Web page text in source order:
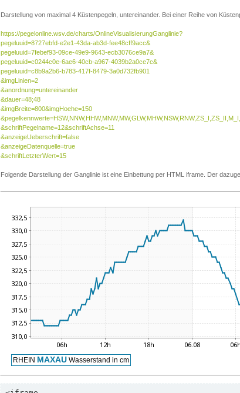
Darstellung von maximal 4 Küstenpegeln, untereinander. Bei einer Reihe von
https://pegelonline.wsv.de/charts/OnlineVisualisierungGanglinie?
pegeluuid=8727ebfd-e2e1-43da-ab3d-fee48cff9acc&
pegeluuid=7febef93-09ce-49e9-9643-ecb3076ce9a7&
pegeluuid=c0244c0e-6ae6-40cb-a967-4039b2a0ce7c&
pegeluuid=c8b9a2b6-b783-417f-8479-3a0d732fb901
&imgLinien=2
&anordnung=untereinander
&dauer=48;48
&imgBreite=800&imgHoehe=150
&schriftPegelname=12&schriftAchse=11
&anzeigeUeberschrift=false
&anzeigeDatenquelle=true
&schriftLetzterWert=15
Folgende Darstellung der Ganglinie ist eine Einbettung per HTML iframe. Der